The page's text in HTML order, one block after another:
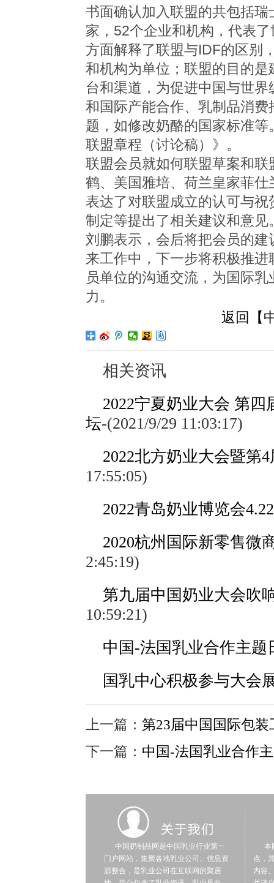
书面确认加入联盟的共包括
家，52个企业和机构，代表
方面解释了联盟与IDF的区别
和机构为单位；联盟的目的
台和渠道，为促进中国与世
和国际产能合作、乳制品消
题，如修改奶酪的国家标准
联盟章程（讨论稿）》。
联盟会员就如何联盟草案和
鹤、美国雅培、荷兰皇家菲
表达了对联盟成立的认可与
制定等提出了相关建议和意见
刘鹏表示，会后将把会员的
来工作中，下一步将积极推
员单位的沟通交流，为国际
力。
返回【
相关资讯
2022宁夏奶业大会 第
坛-(2021/9/29 11:03:17)
2022北方奶业大会暨第
17:55:05)
2022青岛奶业博览会
2020杭州国际新零售微
2:45:19)
第九届中国奶业大会吹
10:59:21)
中国-法国乳业合作主题
国乳中心积极参与大会
上一篇： 第23届中国国际包装
下一篇： 中国-法国乳业合作
中国奶制品网是中国乳业行业第一
门户网站，集聚各地乳业公司、信息资
源整合，是乳业公司在互联网的聚居
本
点，
内容